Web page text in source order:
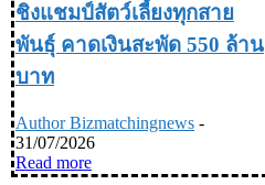
ชิงแชมป์สัตว์เลี้ยงทุกสาย
พันธุ์ คาดเงินสะพัด 550 ล้าน
บาท
Author Bizmatchingnews -
31/07/2026
Read more